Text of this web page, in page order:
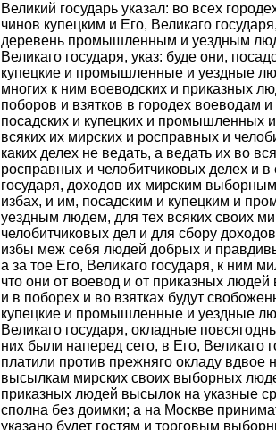
Великий государь указал: во всех
чинов купецким и Его, Великаго
деревень промышленным и уездным
Великаго государя, указ: буде они,
купецкие и промышленные и уездные
многих к ним воеводских и приказных
поборов и взятков в городех воеводам
посадских и купецких и промышленных
всяких их мирских и росправных и
каких делех не ведать, а ведать их во
росправных и челобитчиковых делех и в
государя, доходов их мирским
избах, и им, посадским и купецким и
уездным людем, для тех всяких своих
челобитчиковых дел и для сбору
избы меж себя людей добрых и
а за тое Его, Великаго государя, к ним
что они от воевод и от приказных людей
и в поборех и во взятках будут
купецкие и промышленные и уездные
Великаго государя, окладные
них были наперед сего, в Его, Великаго
платили против прежняго окладу вдвое
высылкам мирских своих выборных
приказных людей высылок на указные
сполна без доимки; а на Москве
указано будет гостям и торговым